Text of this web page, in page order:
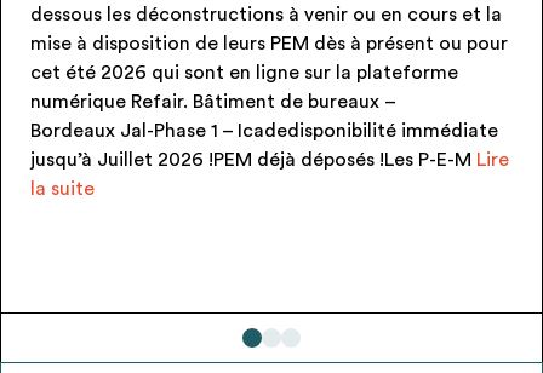
dessous les déconstructions à venir ou en cours et la
mise à disposition de leurs PEM dès à présent ou pour
cet été 2026 qui sont en ligne sur la plateforme
numérique Refair. Bâtiment de bureaux –
Bordeaux Jal-Phase 1 – Icadedisponibilité immédiate
jusqu’à Juillet 2026 !PEM déjà déposés !Les P-E-M Lire
la suiteLES
!